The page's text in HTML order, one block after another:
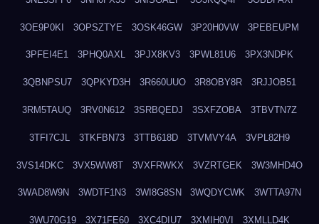
3OE9P0KI 3OPSZTYE 3OSK46GW 3P20H0VW 3PEBEUPM
3PFEI4E1 3PHQ0AXL 3PJX8KV3 3PWL81U6 3PX3NDPK
3QBNPSU7 3QPKYD3H 3R660UUO 3R8OBY8R 3RJJOB51
3RM5TAUQ 3RV0N612 3SRBQEDJ 3SXFZOBA 3TBVTN7Z
3TFI7CJL 3TKFBN73 3TTB618D 3TVMVY4A 3VPL82H9
3VS14DKC 3VX5WW8T 3VXFRWKX 3VZRTGEK 3W3MHD4O
3WAD8W9N 3WDTF1N3 3WI8G8SN 3WQDYCWK 3WTTA97N
3WU70G19 3X71FE60 3XC4DIU7 3XMIH0VI 3XMLLD4K